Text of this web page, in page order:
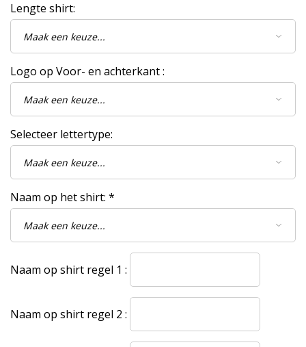
Lengte shirt:
Logo op Voor- en achterkant :
Selecteer lettertype:
Naam op het shirt: *
Naam op shirt regel 1 :
Naam op shirt regel 2 :